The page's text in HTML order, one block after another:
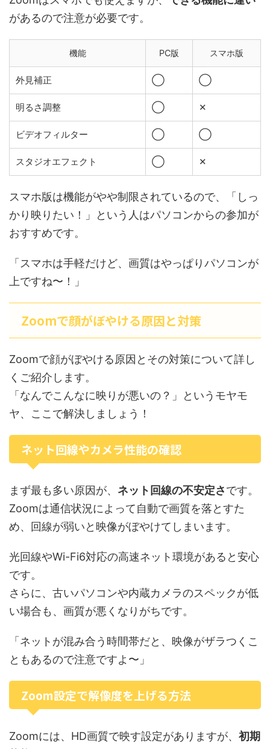
があるので注意が必要です。
機能 PC版 スマホ版
外見補正 ◯ ◯
明るさ調整 ◯ ✕
ビデオフィルター ◯ ◯
スタジオエフェクト ◯ ✕
スマホ版は機能がやや制限されているので、「しっ
かり映りたい！」という人はパソコンからの参加が
おすすめです。
「スマホは手軽だけど、画質はやっぱりパソコンが
上ですね〜！」
Zoomで顔がぼやける原因と対策
Zoomで顔がぼやける原因とその対策について詳し
くご紹介します。
「なんでこんなに映りが悪いの？」というモヤモ
ヤ、ここで解決しましょう！
ネット回線やカメラ性能の確認
まず最も多い原因が、 ネット回線の不安定さです。
Zoomは通信状況によって自動で画質を落とすた
め、回線が弱いと映像がぼやけてしまいます。
光回線やWi-Fi6対応の高速ネット環境があると安心
です。
さらに、古いパソコンや内蔵カメラのスペックが低
い場合も、画質が悪くなりがちです。
「ネットが混み合う時間帯だと、映像がザラつくこ
ともあるので注意ですよ〜」
Zoom設定で解像度を上げる方法
Zoomには、HD画質で映す設定がありますが、 初期